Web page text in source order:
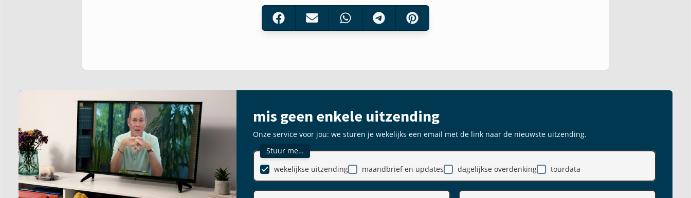
mis geen enkele uitzending
Onze service voor jou: we sturen je wekelijks een email met de link naar de nieuwste uitzending.
Stuur me…
maandbrief en updates
dagelijkse overdenking
wekelijkse uitzending tourdata